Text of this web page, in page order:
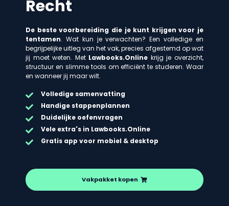
Recht
De beste voorbereiding die je kunt krijgen voor je
tentamen. Wat kun je verwachten? Een volledige en
begrijpelijke uitleg van het vak, precies afgestemd op wat
jij moet weten. Met Lawbooks.Online krijg je overzicht,
structuur en slimme tools om efficiënt te studeren. Waar
en wanneer jij maar wilt.
Volledige samenvatting
Handige stappenplannen
Duidelijke oefenvragen
Vele extra's in Lawbooks.Online
Gratis app voor mobiel & desktop
Vakpakket kopen